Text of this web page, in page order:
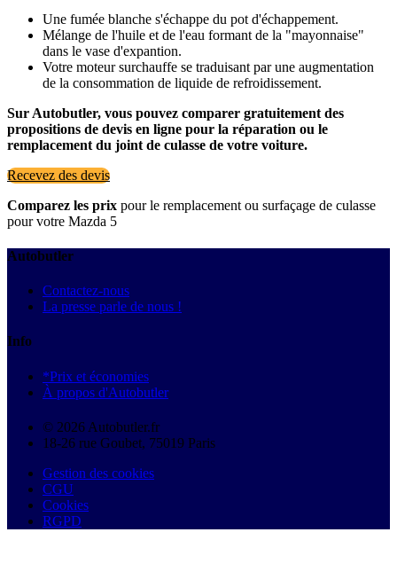
Une fumée blanche s'échappe du pot d'échappement.
Mélange de l'huile et de l'eau formant de la "mayonnaise"
dans le vase d'expantion.
Votre moteur surchauffe se traduisant par une augmentation
de la consommation de liquide de refroidissement.
Sur Autobutler, vous pouvez comparer gratuitement des
propositions de devis en ligne pour la réparation ou le
remplacement du joint de culasse de votre voiture.
Recevez des devis
Comparez les prix pour le remplacement ou surfaçage de culasse
pour votre Mazda 5
Autobutler
Contactez-nous
La presse parle de nous !
Info
*Prix et économies
À propos d'Autobutler
© 2026 Autobutler.fr
18-26 rue Goubet, 75019 Paris
Gestion des cookies
CGU
Cookies
RGPD